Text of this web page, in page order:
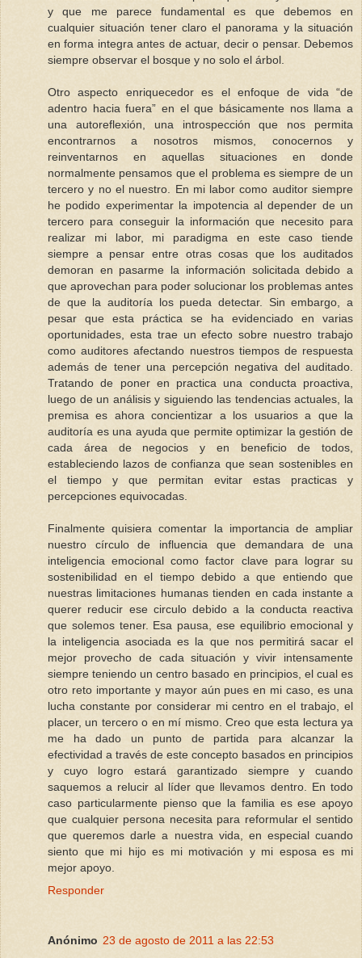
y que me parece fundamental es que debemos en
cualquier situación tener claro el panorama y la situación
en forma integra antes de actuar, decir o pensar. Debemos
siempre observar el bosque y no solo el árbol.
Otro aspecto enriquecedor es el enfoque de vida “de
adentro hacia fuera” en el que básicamente nos llama a
una autoreflexión, una introspección que nos permita
encontrarnos a nosotros mismos, conocernos y
reinventarnos en aquellas situaciones en donde
normalmente pensamos que el problema es siempre de un
tercero y no el nuestro. En mi labor como auditor siempre
he podido experimentar la impotencia al depender de un
tercero para conseguir la información que necesito para
realizar mi labor, mi paradigma en este caso tiende
siempre a pensar entre otras cosas que los auditados
demoran en pasarme la información solicitada debido a
que aprovechan para poder solucionar los problemas antes
de que la auditoría los pueda detectar. Sin embargo, a
pesar que esta práctica se ha evidenciado en varias
oportunidades, esta trae un efecto sobre nuestro trabajo
como auditores afectando nuestros tiempos de respuesta
además de tener una percepción negativa del auditado.
Tratando de poner en practica una conducta proactiva,
luego de un análisis y siguiendo las tendencias actuales, la
premisa es ahora concientizar a los usuarios a que la
auditoría es una ayuda que permite optimizar la gestión de
cada área de negocios y en beneficio de todos,
estableciendo lazos de confianza que sean sostenibles en
el tiempo y que permitan evitar estas practicas y
percepciones equivocadas.
Finalmente quisiera comentar la importancia de ampliar
nuestro círculo de influencia que demandara de una
inteligencia emocional como factor clave para lograr su
sostenibilidad en el tiempo debido a que entiendo que
nuestras limitaciones humanas tienden en cada instante a
querer reducir ese circulo debido a la conducta reactiva
que solemos tener. Esa pausa, ese equilibrio emocional y
la inteligencia asociada es la que nos permitirá sacar el
mejor provecho de cada situación y vivir intensamente
siempre teniendo un centro basado en principios, el cual es
otro reto importante y mayor aún pues en mi caso, es una
lucha constante por considerar mi centro en el trabajo, el
placer, un tercero o en mí mismo. Creo que esta lectura ya
me ha dado un punto de partida para alcanzar la
efectividad a través de este concepto basados en principios
y cuyo logro estará garantizado siempre y cuando
saquemos a relucir al líder que llevamos dentro. En todo
caso particularmente pienso que la familia es ese apoyo
que cualquier persona necesita para reformular el sentido
que queremos darle a nuestra vida, en especial cuando
siento que mi hijo es mi motivación y mi esposa es mi
mejor apoyo.
Responder
Anónimo 23 de agosto de 2011 a las 22:53